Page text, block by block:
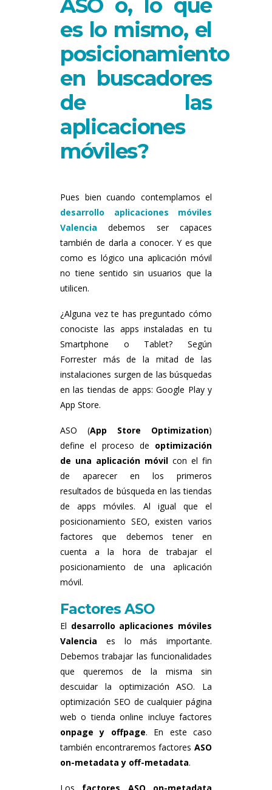
ASO o, lo que
es lo mismo, el
posicionamiento
en buscadores
de las
aplicaciones
móviles?
Pues bien cuando contemplamos el
desarrollo aplicaciones móviles
Valencia debemos ser capaces
también de darla a conocer. Y es que
como es lógico una aplicación móvil
no tiene sentido sin usuarios que la
utilicen.
¿Alguna vez te has preguntado cómo
conociste las apps instaladas en tu
Smartphone o Tablet? Según
Forrester más de la mitad de las
instalaciones surgen de las búsquedas
en las tiendas de apps: Google Play y
App Store.
ASO (App Store Optimization)
define el proceso de optimización
de una aplicación móvil con el fin
de aparecer en los primeros
resultados de búsqueda en las tiendas
de apps móviles. Al igual que el
posicionamiento SEO, existen varios
factores que debemos tener en
cuenta a la hora de trabajar el
posicionamiento de una aplicación
móvil.
Factores ASO
El desarrollo aplicaciones móviles
Valencia es lo más importante.
Debemos trabajar las funcionalidades
que queremos de la misma sin
descuidar la optimización ASO. La
optimización SEO de cualquier página
web o tienda online incluye factores
onpage y offpage. En este caso
también encontraremos factores ASO
on-metadata y off-metadata.
Los factores ASO on-metadata